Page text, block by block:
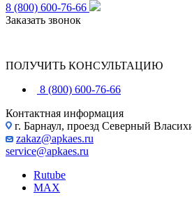
8 (800) 600-76-66
Заказать звонок
ПОЛУЧИТЬ КОНСУЛЬТАЦИЮ
8 (800) 600-76-66
Контактная информация
г. Барнаул, проезд Северный
zakaz@apkaes.ru
service@apkaes.ru
Rutube
MAX